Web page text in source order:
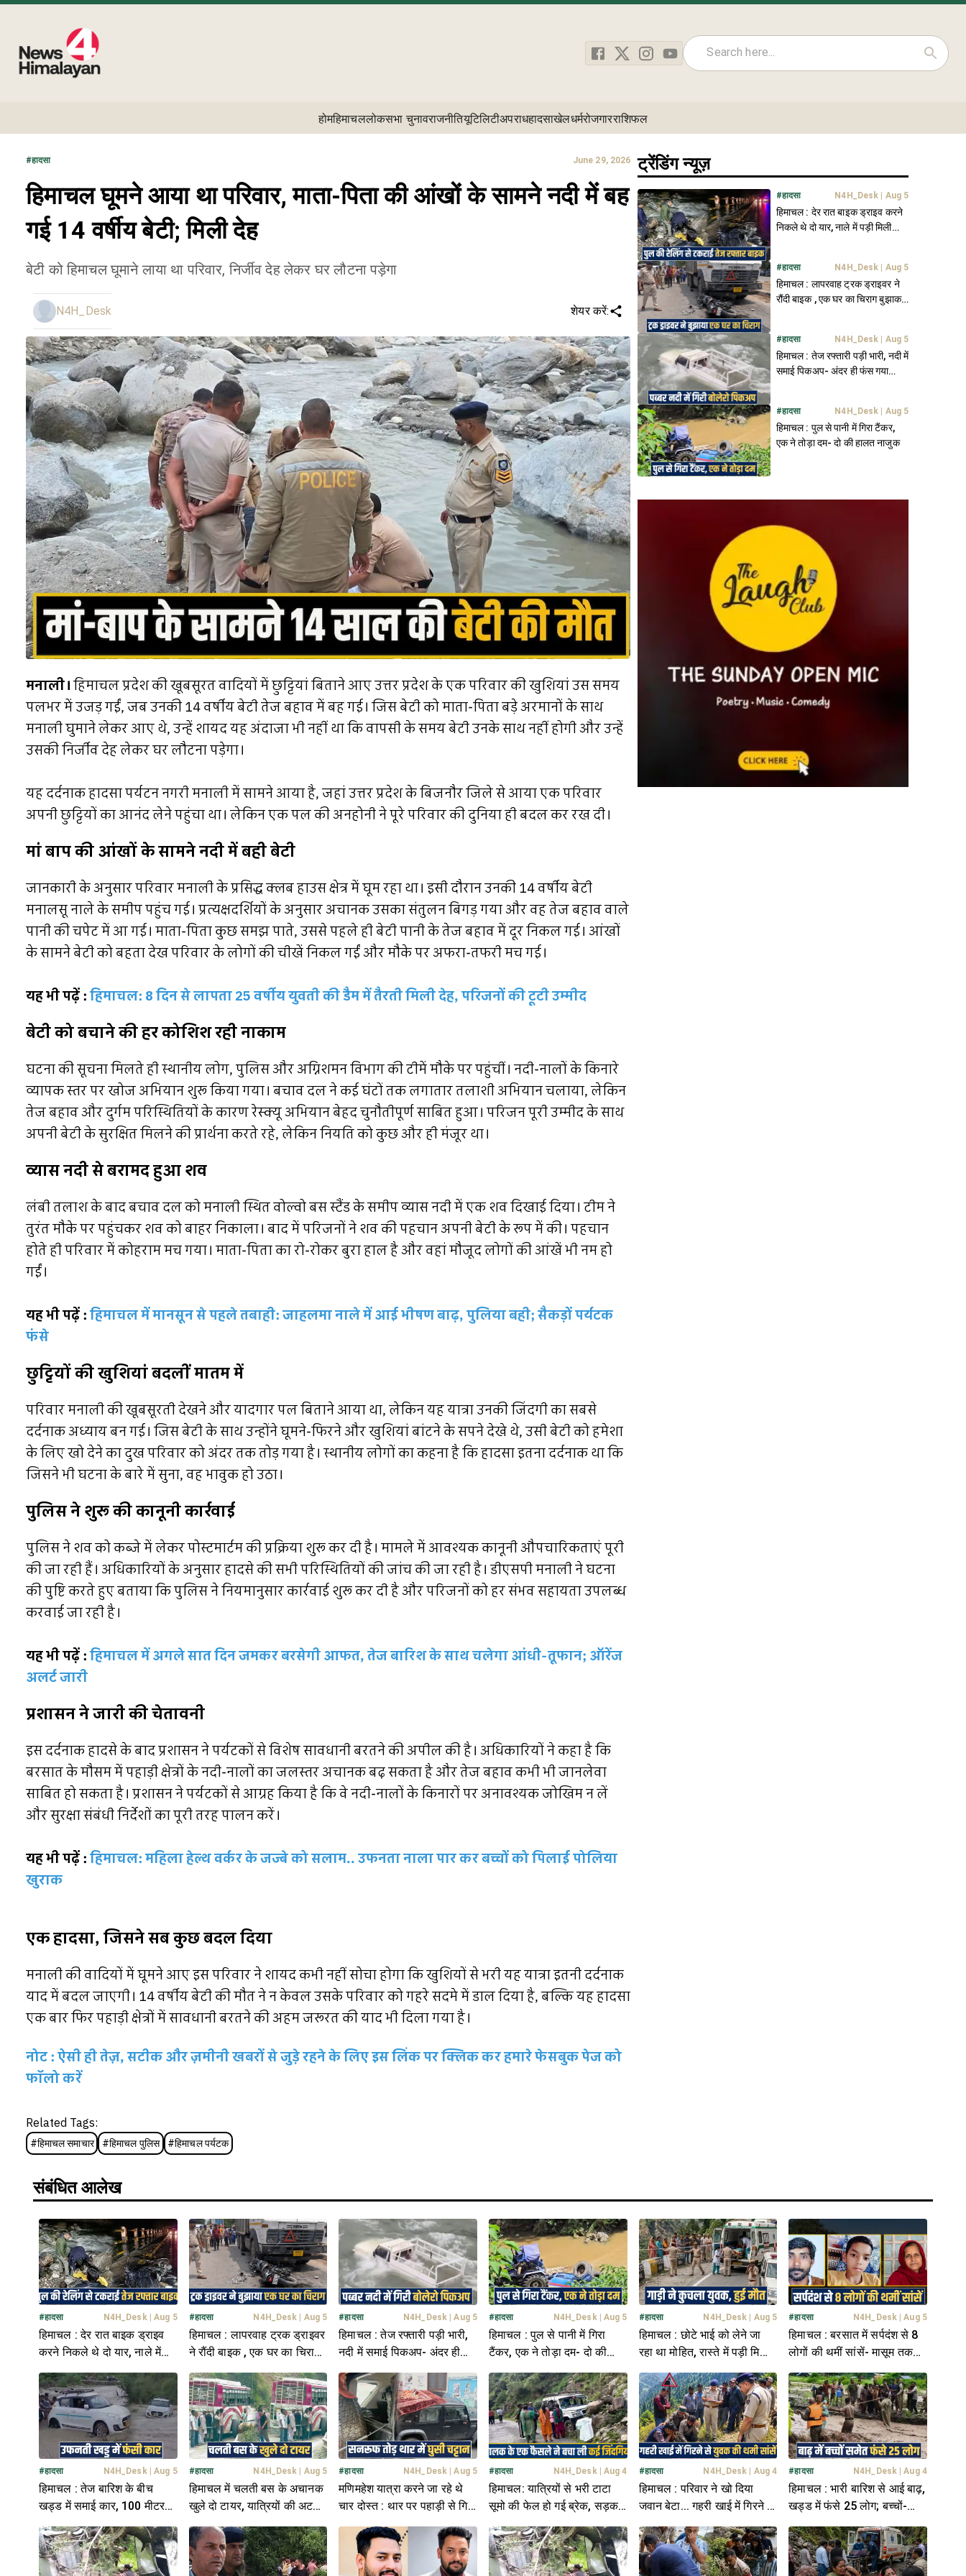
होमहिमाचललोकसभा चुनावराजनीतियूटिलिटीअपराधहादसाखेलधर्मरोजगारराशिफल
#हादसा June 29, 2026
हिमाचल घूमने आया था परिवार, माता-पिता की आंखों के सामने नदी में बह
गई 14 वर्षीय बेटी; मिली देह
बेटी को हिमाचल घूमाने लाया था परिवार, निर्जीव देह लेकर घर लौटना पड़ेगा
N4H_Desk शेयर करें:
मनाली।हिमाचल प्रदेश की खूबसूरत वादियों में छुट्टियां बिताने आए उत्तर प्रदेश के एक परिवार की खुशियां उस समय
पलभर में उजड़ गईं, जब उनकी 14 वर्षीय बेटी तेज बहाव में बह गई। जिस बेटी को माता-पिता बड़े अरमानों के साथ
मनाली घुमाने लेकर आए थे, उन्हें शायद यह अंदाजा भी नहीं था कि वापसी के समय बेटी उनके साथ नहीं होगी और उन्हें
उसकी निर्जीव देह लेकर घर लौटना पड़ेगा।
यह दर्दनाक हादसा पर्यटन नगरी मनाली में सामने आया है, जहां उत्तर प्रदेश के बिजनौर जिले से आया एक परिवार
अपनी छुट्टियों का आनंद लेने पहुंचा था। लेकिन एक पल की अनहोनी ने पूरे परिवार की दुनिया ही बदल कर रख दी।
मां बाप की आंखों के सामने नदी में बही बेटी
जानकारी के अनुसार परिवार मनाली के प्रसिद्ध क्लब हाउस क्षेत्र में घूम रहा था। इसी दौरान उनकी 14 वर्षीय बेटी
मनालसू नाले के समीप पहुंच गई। प्रत्यक्षदर्शियों के अनुसार अचानक उसका संतुलन बिगड़ गया और वह तेज बहाव वाले
पानी की चपेट में आ गई। माता-पिता कुछ समझ पाते, उससे पहले ही बेटी पानी के तेज बहाव में दूर निकल गई। आंखों
के सामने बेटी को बहता देख परिवार के लोगों की चीखें निकल गईं और मौके पर अफरा-तफरी मच गई।
यह भी पढ़ें :हिमाचल: 8 दिन से लापता 25 वर्षीय युवती की डैम में तैरती मिली देह, परिजनों की टूटी उम्मीद
बेटी को बचाने की हर कोशिश रही नाकाम
घटना की सूचना मिलते ही स्थानीय लोग, पुलिस और अग्निशमन विभाग की टीमें मौके पर पहुंचीं। नदी-नालों के किनारे
व्यापक स्तर पर खोज अभियान शुरू किया गया। बचाव दल ने कई घंटों तक लगातार तलाशी अभियान चलाया, लेकिन
तेज बहाव और दुर्गम परिस्थितियों के कारण रेस्क्यू अभियान बेहद चुनौतीपूर्ण साबित हुआ। परिजन पूरी उम्मीद के साथ
अपनी बेटी के सुरक्षित मिलने की प्रार्थना करते रहे, लेकिन नियति को कुछ और ही मंजूर था।
व्यास नदी से बरामद हुआ शव
लंबी तलाश के बाद बचाव दल को मनाली स्थित वोल्वो बस स्टैंड के समीप व्यास नदी में एक शव दिखाई दिया। टीम ने
तुरंत मौके पर पहुंचकर शव को बाहर निकाला। बाद में परिजनों ने शव की पहचान अपनी बेटी के रूप में की। पहचान
होते ही परिवार में कोहराम मच गया। माता-पिता का रो-रोकर बुरा हाल है और वहां मौजूद लोगों की आंखें भी नम हो
गईं।
यह भी पढ़ें :हिमाचल में मानसून से पहले तबाही: जाहलमा नाले में आई भीषण बाढ़, पुलिया बही; सैकड़ों पर्यटक
फंसे
छुट्टियों की खुशियां बदलीं मातम में
परिवार मनाली की खूबसूरती देखने और यादगार पल बिताने आया था, लेकिन यह यात्रा उनकी जिंदगी का सबसे
दर्दनाक अध्याय बन गई। जिस बेटी के साथ उन्होंने घूमने-फिरने और खुशियां बांटने के सपने देखे थे, उसी बेटी को हमेशा
के लिए खो देने का दुख परिवार को अंदर तक तोड़ गया है। स्थानीय लोगों का कहना है कि हादसा इतना दर्दनाक था कि
जिसने भी घटना के बारे में सुना, वह भावुक हो उठा।
पुलिस ने शुरू की कानूनी कार्रवाई
पुलिस ने शव को कब्जे में लेकर पोस्टमार्टम की प्रक्रिया शुरू कर दी है। मामले में आवश्यक कानूनी औपचारिकताएं पूरी
की जा रही हैं। अधिकारियों के अनुसार हादसे की सभी परिस्थितियों की जांच की जा रही है। डीएसपी मनाली ने घटना
की पुष्टि करते हुए बताया कि पुलिस ने नियमानुसार कार्रवाई शुरू कर दी है और परिजनों को हर संभव सहायता उपलब्ध
करवाई जा रही है।
यह भी पढ़ें :हिमाचल में अगले सात दिन जमकर बरसेगी आफत, तेज बारिश के साथ चलेगा आंधी-तूफान; ऑरेंज
अलर्ट जारी
प्रशासन ने जारी की चेतावनी
इस दर्दनाक हादसे के बाद प्रशासन ने पर्यटकों से विशेष सावधानी बरतने की अपील की है। अधिकारियों ने कहा है कि
बरसात के मौसम में पहाड़ी क्षेत्रों के नदी-नालों का जलस्तर अचानक बढ़ सकता है और तेज बहाव कभी भी जानलेवा
साबित हो सकता है। प्रशासन ने पर्यटकों से आग्रह किया है कि वे नदी-नालों के किनारों पर अनावश्यक जोखिम न लें
और सुरक्षा संबंधी निर्देशों का पूरी तरह पालन करें।
यह भी पढ़ें :हिमाचल: महिला हेल्थ वर्कर के जज्बे को सलाम.. उफनता नाला पार कर बच्चों को पिलाई पोलिया
खुराक
एक हादसा, जिसने सब कुछ बदल दिया
मनाली की वादियों में घूमने आए इस परिवार ने शायद कभी नहीं सोचा होगा कि खुशियों से भरी यह यात्रा इतनी दर्दनाक
याद में बदल जाएगी। 14 वर्षीय बेटी की मौत ने न केवल उसके परिवार को गहरे सदमे में डाल दिया है, बल्कि यह हादसा
एक बार फिर पहाड़ी क्षेत्रों में सावधानी बरतने की अहम जरूरत की याद भी दिला गया है।
नोट : ऐसी ही तेज़, सटीक और ज़मीनी खबरों से जुड़े रहने के लिए इस लिंक पर क्लिक कर हमारे फेसबुक पेज को
फॉलो करें
Related Tags:
#हिमाचल समाचार #हिमाचल पुलिस #हिमाचल पर्यटक
ट्रेंडिंग न्यूज़
#हादसा N4H_Desk Aug 5
हिमाचल : देर रात बाइक ड्राइव करने
निकले थे दो यार, नाले में पड़ी मिली
#हादसा N4H_Desk Aug 5
हिमाचल : लापरवाह ट्रक ड्राइवर ने
रौंदी बाइक , एक घर का चिराग बुझाकर
#हादसा N4H_Desk Aug 5
हिमाचल : तेज रफ्तारी पड़ी भारी, नदी में
समाई पिकअप- अंदर ही फंस गया
#हादसा N4H_Desk Aug 5
हिमाचल : पुल से पानी में गिरा टैंकर,
एक ने तोड़ा दम- दो की हालत नाजुक
संबंधित आलेख
#हादसा N4H_Desk| Aug 5
हिमाचल : देर रात बाइक ड्राइव
करने निकले थे दो यार, नाले में
पड़ी मिली दोनों की देह
#हादसा N4H_Desk Aug 5
हिमाचल : लापरवाह ट्रक ड्राइवर
ने रौंदी बाइक , एक घर का चिराग
बुझाकर हुआ मौके से फरार
#हादसा N4H_Desk Aug 5
हिमाचल : तेज रफ्तारी पड़ी भारी,
नदी में समाई पिकअप- अंदर ही
फंस गया ड्राइवर
#हादसा N4H_Desk| Aug 5
हिमाचल : पुल से पानी में गिरा
टैंकर, एक ने तोड़ा दम- दो की
हालत नाजुक
#हादसा N4H_Desk Aug 5
हिमाचल : छोटे भाई को लेने जा
रहा था मोहित, रास्ते में पड़ी मिली
देह- हालत देख कांप गए हाथ
#हादसा N4H_Desk Aug 5
हिमाचल : बरसात में सर्पदंश से 8
लोगों की थमीं सांसें- मासूम तक
बने शिका..र, आप भी रहें सतर्क
#हादसा N4H_Desk| Aug 5
हिमाचल : तेज बारिश के बीच
खड्ड में समाई कार, 100 मीटर
तक बहती रही- अंदर बैठे थे 2
युवक
#हादसा N4H_Desk Aug 5
हिमाचल में चलती बस के अचानक
खुले दो टायर, यात्रियों की अटकी
सांसे; मची चीख-पुकार
#हादसा N4H_Desk Aug 5
मणिमहेश यात्रा करने जा रहे थे
चार दोस्त : थार पर पहाड़ी से गिरी
बड़ी चट्टान, एक की मौ**त
#हादसा N4H_Desk| Aug 4
हिमाचल: यात्रियों से भरी टाटा
सूमो की फेल हो गई ब्रेक, सड़क
किनारे बड़े पत्थर से टकराई; मची
चीख पुकार
#हादसा N4H_Desk Aug 4
हिमाचल : परिवार ने खो दिया
जवान बेटा... गहरी खाई में गिरने से
युवक की थम गईं सांसें
#हादसा N4H_Desk Aug 4
हिमाचल : भारी बारिश से आई बाढ़,
खड्ड में फंसे 25 लोग; बच्चों-
महिलाओं की चीखों से दहला
इलाका